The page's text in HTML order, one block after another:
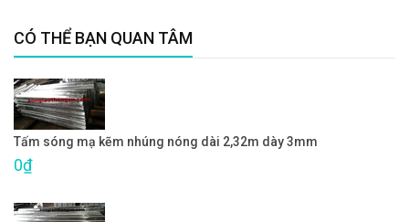
CÓ THỂ BẠN QUAN TÂM
Tấm sóng mạ kẽm nhúng nóng dài 2,32m dày 3mm
0₫